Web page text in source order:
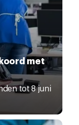
met
tot 8 juni